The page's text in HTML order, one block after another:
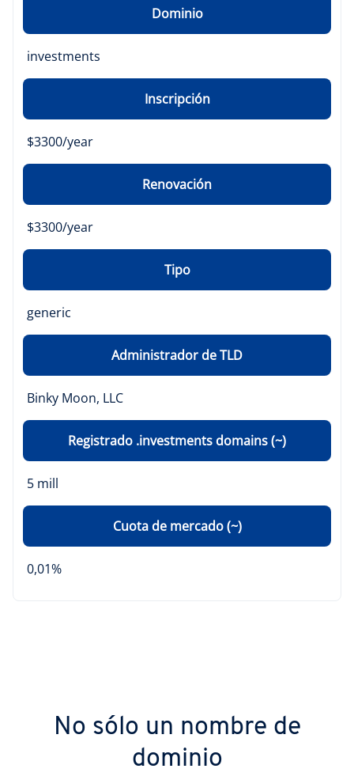
Dominio
investments
Inscripción
$3300/year
Renovación
$3300/year
Tipo
generic
Administrador de TLD
Binky Moon, LLC
Registrado .investments domains (~)
5 mill
Cuota de mercado (~)
0,01%
No sólo un nombre de
dominio